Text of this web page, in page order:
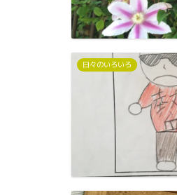
日々のいろいろ